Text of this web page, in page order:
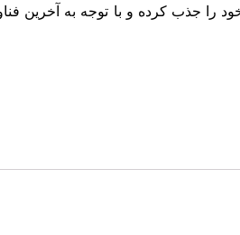
را جذب کرده و با توجه به آخرین